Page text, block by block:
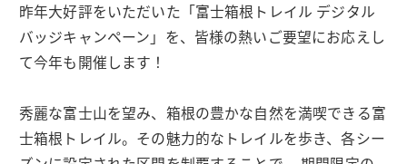
昨年大好評をいただいた「富士箱根トレイル デジタル
バッジキャンペーン」を、皆様の熱いご要望にお応えし
て今年も開催します！
秀麗な富士山を望み、箱根の豊かな自然を満喫できる富
士箱根トレイル。その魅力的なトレイルを歩き、各シー